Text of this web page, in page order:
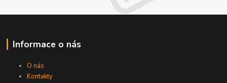
Informace o nás
O nás
Kontakty